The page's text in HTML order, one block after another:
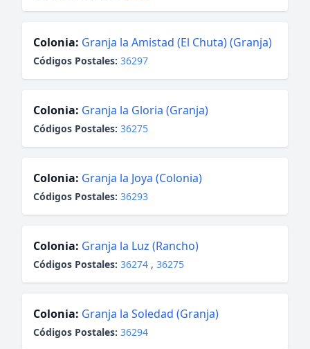
Colonia: Granja la Amistad (El Chuta) (Granja)
Códigos Postales: 36297
Colonia: Granja la Gloria (Granja)
Códigos Postales: 36275
Colonia: Granja la Joya (Colonia)
Códigos Postales: 36293
Colonia: Granja la Luz (Rancho)
Códigos Postales: 36274 , 36275
Colonia: Granja la Soledad (Granja)
Códigos Postales: 36294